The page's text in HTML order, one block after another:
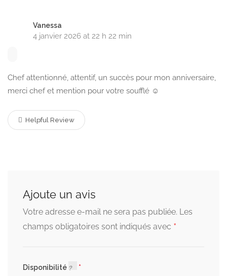
Vanessa
4 janvier 2026 at 22 h 22 min
Chef attentionné, attentif, un succès pour mon anniversaire,
merci chef et mention pour votre soufflé ☺️
Helpful Review
Ajoute un avis
Votre adresse e-mail ne sera pas publiée. Les
champs obligatoires sont indiqués avec *
Disponibilité